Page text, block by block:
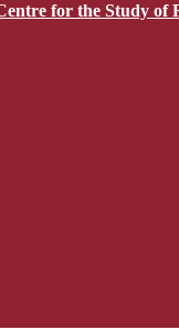
for the Study of